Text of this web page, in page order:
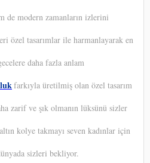
de modern zamanların izlerini
özel tasarımlar ile harmanlayarak en
daha fazla anlam
farkıyla üretilmiş olan özel tasarım
zarif ve şık olmanın lüksünü sizler
kolye takmayı seven kadınlar için
sizleri bekliyor.